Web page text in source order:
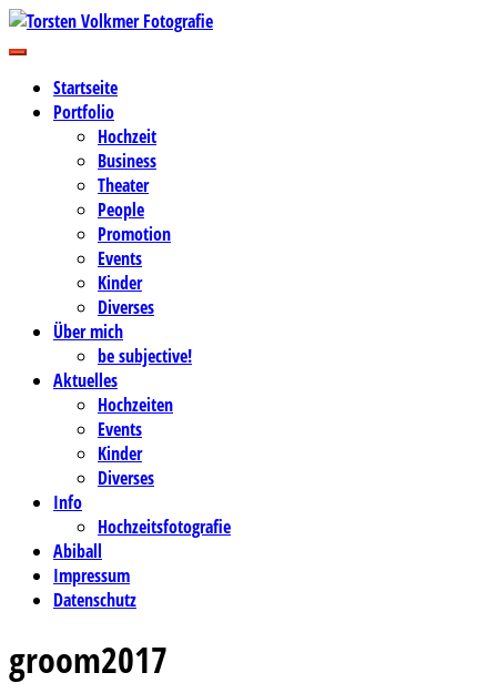
Zum
Inhalt
Torsten Volkmer Fotografie
Business-, Portrait- und Hochzeitsfotografie
Startseite
Portfolio
Hochzeit
Business
Theater
People
Promotion
Events
Kinder
Diverses
Über mich
be subjective!
Aktuelles
Hochzeiten
Events
Kinder
Diverses
Info
Hochzeitsfotografie
Abiball
Impressum
Datenschutz
groom2017